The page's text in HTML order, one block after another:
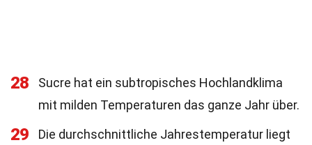
28
Sucre hat ein subtropisches Hochlandklima
mit milden Temperaturen das ganze Jahr über.
29
Die durchschnittliche Jahrestemperatur liegt